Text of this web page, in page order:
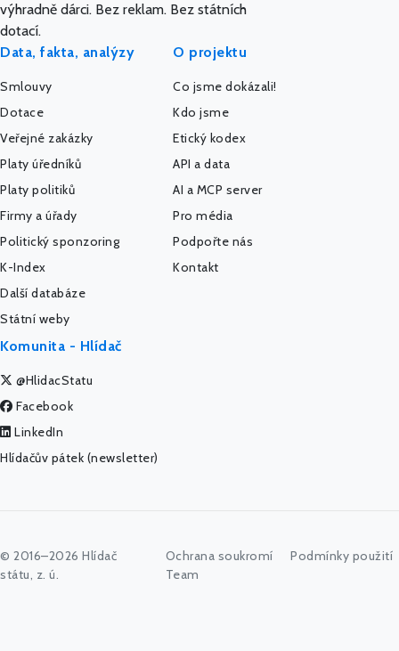
výhradně dárci. Bez reklam. Bez státních
dotací.
Data, fakta, analýzy
Smlouvy
Dotace
Veřejné zakázky
Platy úředníků
Platy politiků
Firmy a úřady
Politický sponzoring
K-Index
Další databáze
Státní weby
O projektu
Co jsme dokázali!
Kdo jsme
Etický kodex
API a data
AI a MCP server
Pro média
Podpořte nás
Kontakt
Komunita - Hlídač
@HlidacStatu
Facebook
LinkedIn
Hlídačův pátek (newsletter)
© 2016–2026 Hlídač
státu, z. ú.
Ochrana soukromí
Podmínky použití
Team